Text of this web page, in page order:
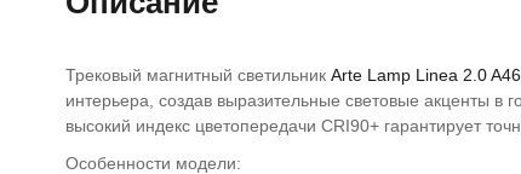
Трековый магнитный светильник Arte Lamp Linea 2.0
интерьера, создав выразительные световые акценты
высокий индекс цветопередачи CRI90+ гарантирует
Особенности модели: